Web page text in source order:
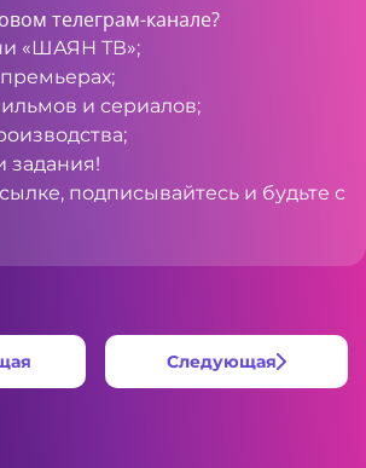
телеграм-канале?
«ШАЯН ТВ»;
и сериалов;
задания!
, подписывайтесь и будьте с
Следующая